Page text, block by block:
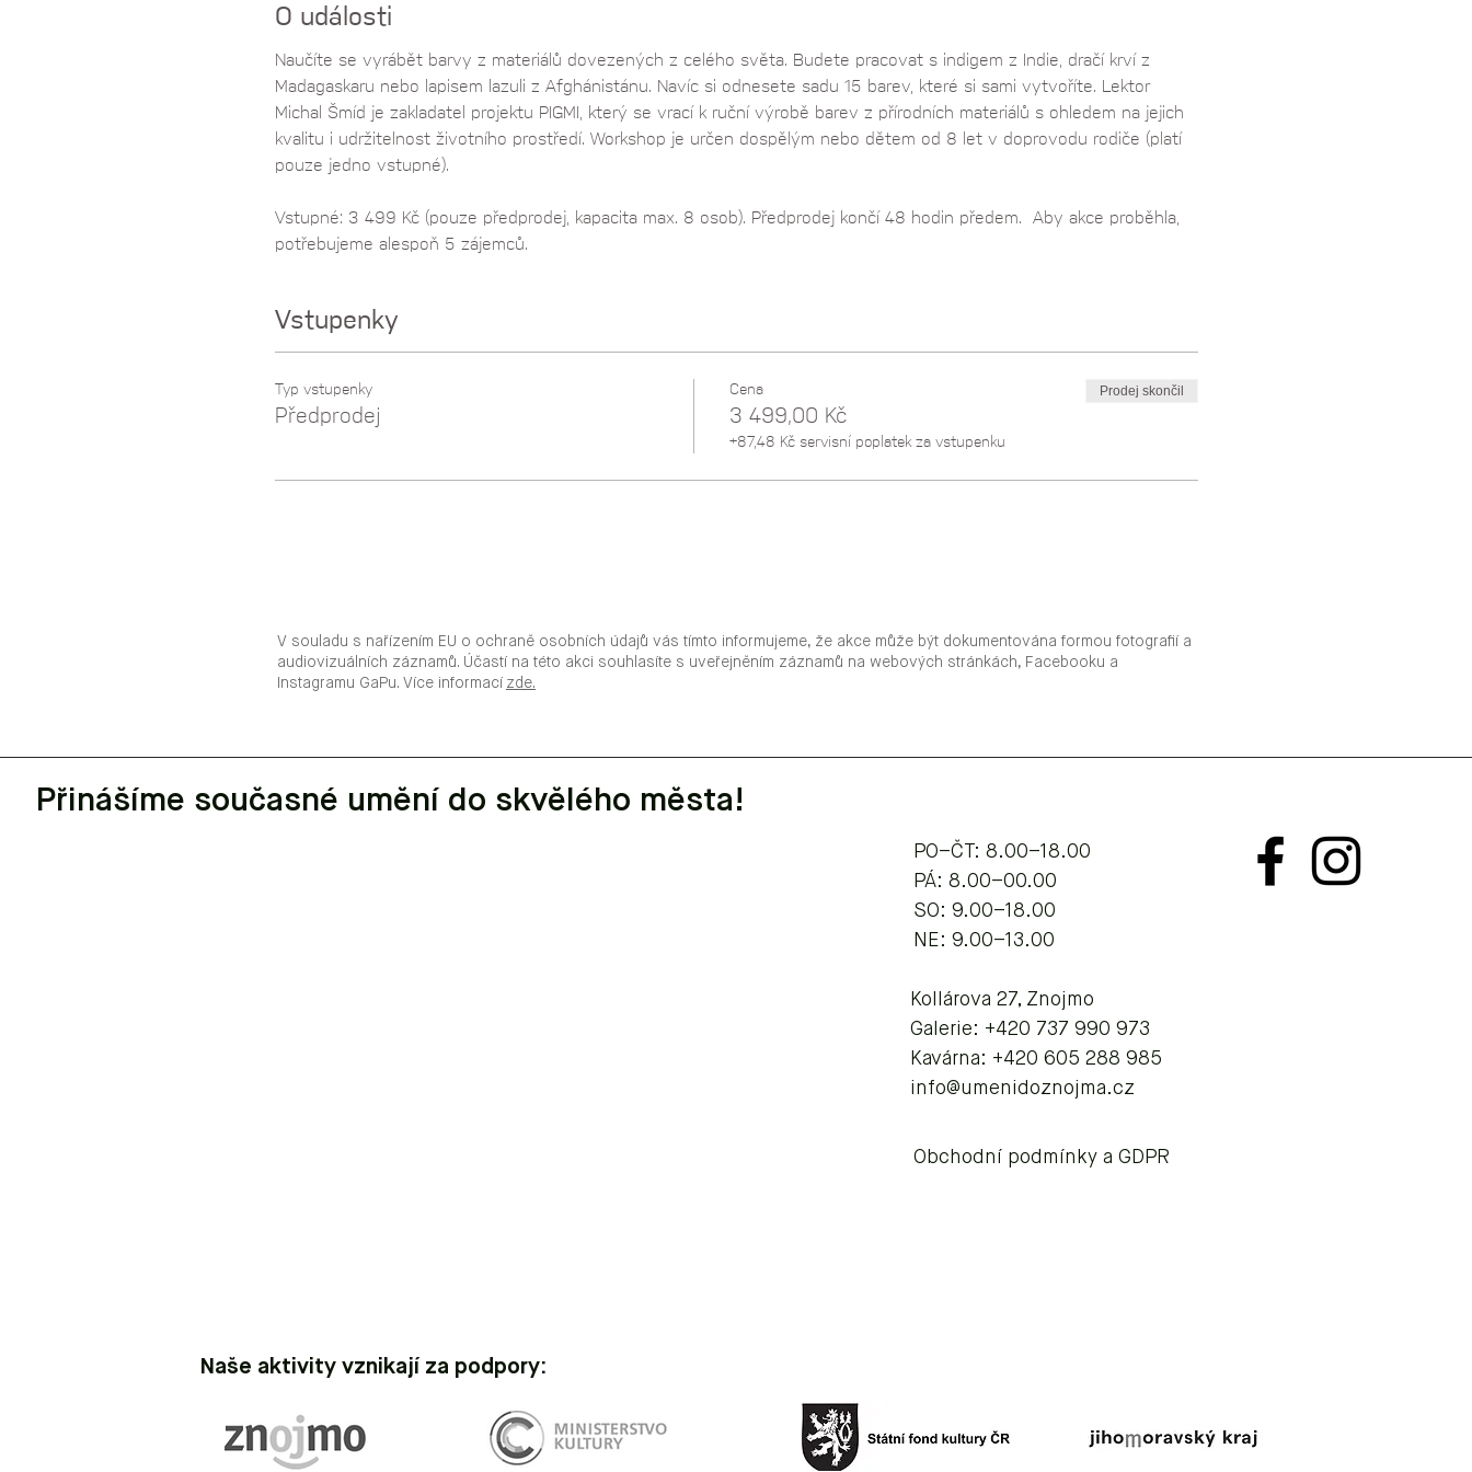
O události
Naučíte se vyrábět barvy z materiálů dovezených z celého světa. Budete pracovat s indigem z Indie, dračí krví z
Madagaskaru nebo lapisem lazuli z Afghánistánu. Navíc si odnesete sadu 15 barev, které si sami vytvoříte. Lektor
Michal Šmíd je zakladatel projektu PIGMI, který se vrací k ruční výrobě barev z přírodních materiálů s ohledem na jejich
kvalitu i udržitelnost životního prostředí. Workshop je určen dospělým nebo dětem od 8 let v doprovodu rodiče (platí
pouze jedno vstupné).
Vstupné: 3 499 Kč (pouze předprodej, kapacita max. 8 osob). Předprodej končí 48 hodin předem.  Aby akce proběhla,
potřebujeme alespoň 5 zájemců.
Vstupenky
Typ vstupenky
Předprodej
Cena
3 499,00 Kč
+87,48 Kč servisní poplatek za vstupenku
Prodej skončil
V souladu s nařízením EU o ochraně osobních údajů vás tímto informujeme, že akce může být dokumentována formou fotografií a
audiovizuálních záznamů. Účastí na této akci souhlasíte s uveřejněním záznamů na webových stránkách, Facebooku a
Instagramu GaPu. Více informací zde.
Přinášíme současné umění do skvělého města!
PO–ČT: 8.00–18.00
​​​PÁ: 8.00–00.00
SO: 9.00–18.00
NE: 9.00–13.00
Kollárova 27, Znojmo
Galerie: +420 737 990 973
Kavárna: +420 605 288 985
info@umenidoznojma.cz
Obchodní podmínky a GDPR
Naše aktivity vznikají za podpory: